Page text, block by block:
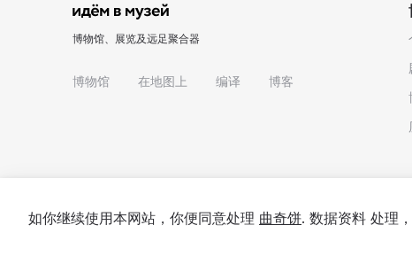
博物馆、展览及远足聚合器
博物馆 在地图上 编译 博客
如你继续使用本网站，你便同意处理 曲奇饼. 数据资料 处理